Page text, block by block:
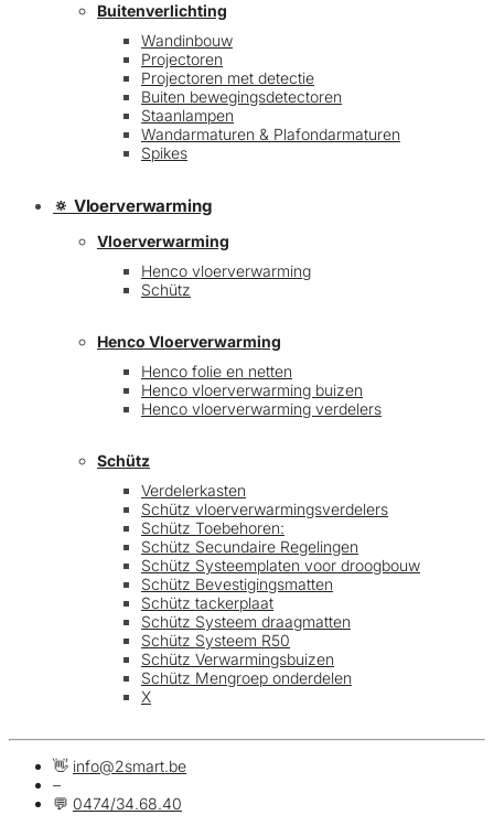
Buitenverlichting
Wandinbouw
Projectoren
Projectoren met detectie
Buiten bewegingsdetectoren
Staanlampen
Wandarmaturen & Plafondarmaturen
Spikes
🔅 Vloerverwarming
Vloerverwarming
Henco vloerverwarming
Schütz
Henco Vloerverwarming
Henco folie en netten
Henco vloerverwarming buizen
Henco vloerverwarming verdelers
Schütz
Verdelerkasten
Schütz vloerverwarmingsverdelers
Schütz Toebehoren:
Schütz Secundaire Regelingen
Schütz Systeemplaten voor droogbouw
Schütz Bevestigingsmatten
Schütz tackerplaat
Schütz Systeem draagmatten
Schütz Systeem R50
Schütz Verwarmingsbuizen
Schütz Mengroep onderdelen
X
👋 info@2smart.be
–
💬 0474/34.68.40